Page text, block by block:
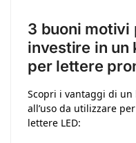
3 buoni motivi
investire in un
per lettere
Scopri i vantaggi di
all’uso da utilizzare
lettere LED: